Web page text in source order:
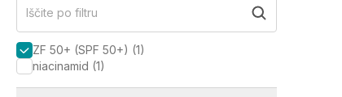
Iščite po filtru
ZF 50+ (SPF 50+) (1)
niacinamid (1)